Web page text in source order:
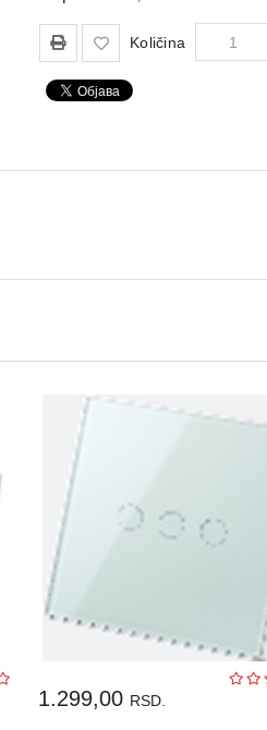
Količina
1.299,00 RSD.